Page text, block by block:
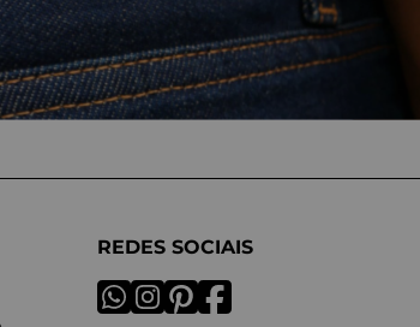
REDES SOCIAIS